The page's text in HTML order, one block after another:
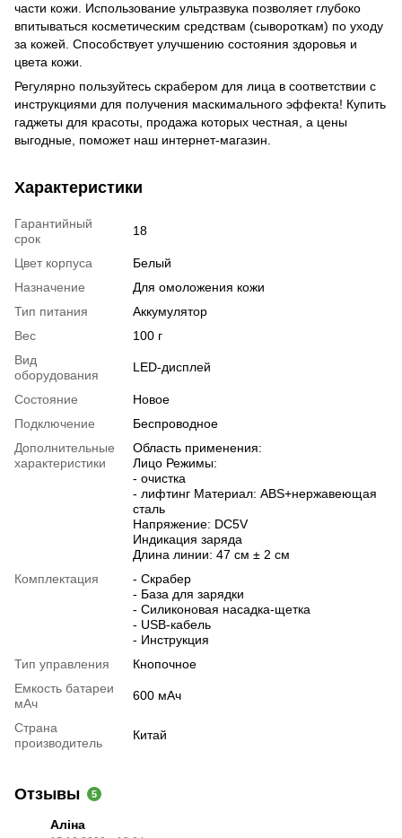
части кожи. Использование ультразвука позволяет глубоко
впитываться косметическим средствам (сывороткам) по уходу
за кожей. Способствует улучшению состояния здоровья и
цвета кожи.
Регулярно пользуйтесь скрабером для лица в соответствии с
инструкциями для получения маскимального эффекта! Купить
гаджеты для красоты, продажа которых честная, а цены
выгодные, поможет наш интернет-магазин.
Характеристики
Гарантийный
срок
18
Цвет корпуса
Белый
Назначение
Для омоложения кожи
Тип питания
Аккумулятор
Вес
100 г
Вид
оборудования
LED-дисплей
Состояние
Новое
Подключение
Беспроводное
Дополнительные
характеристики
Область применения:
Лицо Режимы:
- очистка
- лифтинг Материал: ABS+нержавеющая
сталь
Напряжение: DC5V
Индикация заряда
Длина линии: 47 см ± 2 см
Комплектация
- Скрабер
- База для зарядки
- Силиконовая насадка-щетка
- USB-кабель
- Инструкция
Тип управления
Кнопочное
Емкость батареи
мАч
600 мАч
Страна
производитель
Китай
Отзывы 5
Аліна